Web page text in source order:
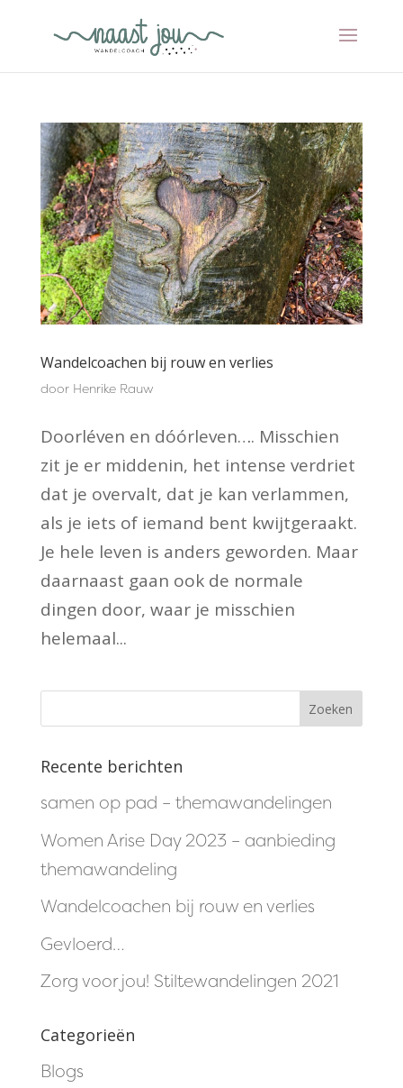
Wandelcoachen bij rouw en verlies
door Henrike Rauw
Doorléven en dóórleven…. Misschien
zit je er middenin, het intense verdriet
dat je overvalt, dat je kan verlammen,
als je iets of iemand bent kwijtgeraakt.
Je hele leven is anders geworden. Maar
daarnaast gaan ook de normale
dingen door, waar je misschien
helemaal...
Recente berichten
samen op pad – themawandelingen
Women Arise Day 2023 – aanbieding
themawandeling
Wandelcoachen bij rouw en verlies
Gevloerd…
Zorg voor jou! Stiltewandelingen 2021
Categorieën
Blogs